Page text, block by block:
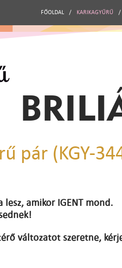
FŐOLDAL / KARIKAGYŰRŰ /
pár (KGY-
amikor IGENT mond.
változatot szeretne,